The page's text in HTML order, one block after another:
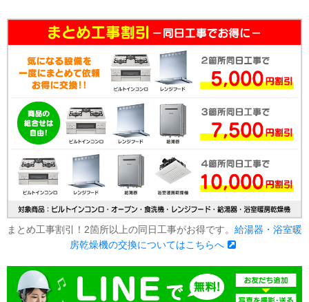
まとめ工事割引！2箇所以上の同日工事がお得です。 給湯器・浴室暖
房乾燥機の交換についてはこちらへ